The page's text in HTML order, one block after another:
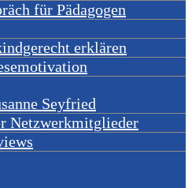
für Pädagogen
erklären
Seyfried
Netzwerkmitglieder